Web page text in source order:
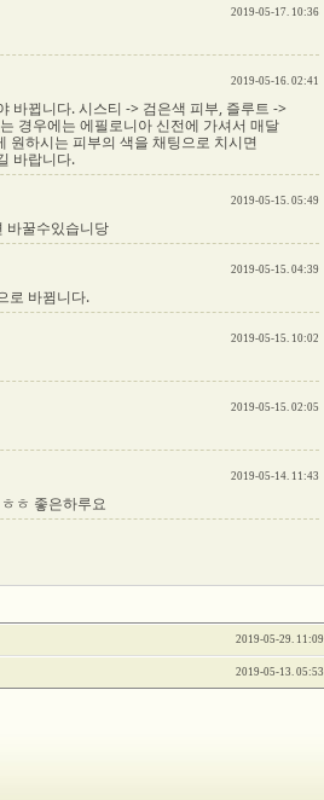
2019-05-17. 10:36
2019-05-16. 02:41
바뀝니다. 시스티 -> 검은색 피부, 즐루트 ->
경우에는 에필로니아 신전에 가셔서 매달
원하시는 피부의 색을 채팅으로 치시면
바랍니다.
2019-05-15. 05:49
바꿀수있습니당
2019-05-15. 04:39
로 바뀜니다.
2019-05-15. 10:02
2019-05-15. 02:05
2019-05-14. 11:43
ㅎ 좋은하루요
2019-05-29. 11:09
2019-05-13. 05:53